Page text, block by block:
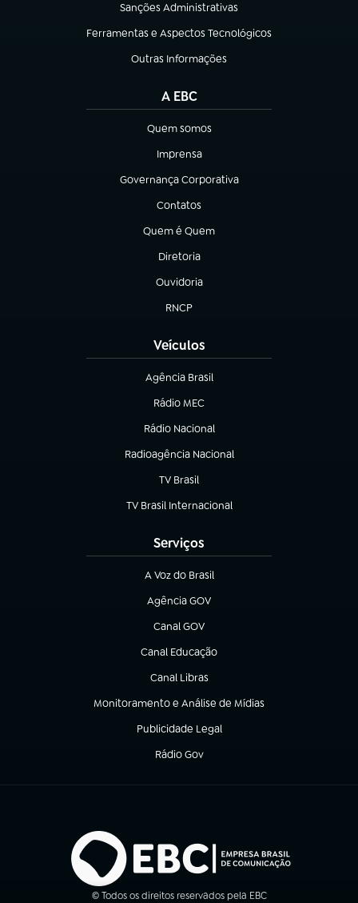
Sanções Administrativas
(abre em nova aba)
Ferramentas e Aspectos Tecnológicos
(abre em nova aba)
Outras Informações
(abre em nova aba)
A EBC
Quem somos
(abre em nova aba)
Imprensa
(abre em nova aba)
Governança Corporativa
(abre em nova aba)
Contatos
(abre em nova aba)
Quem é Quem
(abre em nova aba)
Diretoria
(abre em nova aba)
Ouvidoria
(abre em nova aba)
RNCP
(abre em nova aba)
Veículos
Agência Brasil
(abre em nova aba)
Rádio MEC
Rádio Nacional
(abre em nova aba)
Radioagência Nacional
(abre em nova aba)
TV Brasil
(abre em nova aba)
TV Brasil Internacional
(abre em nova aba)
Serviços
A Voz do Brasil
(abre em nova aba)
Agência GOV
(abre em nova aba)
Canal GOV
(abre em nova aba)
Canal Educação
(abre em nova aba)
Canal Libras
(abre em nova aba)
Monitoramento e Análise de Mídias
(abre em nova aba)
Publicidade Legal
(abre em nova aba)
Rádio Gov
(abre em nova aba)
© Todos os direitos reservados pela EBC